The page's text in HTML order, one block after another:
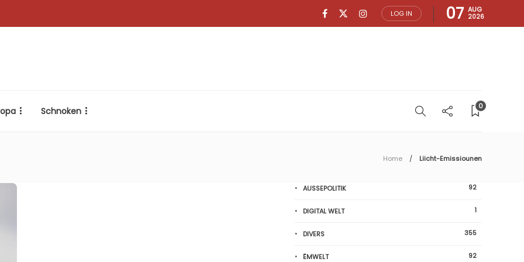
LOG IN 07 AUG
2026
Schnoken 0
Home Liicht-Emissiounen
AUSSEPOLITIK 92
DIGITAL WELT 1
DIVERS 355
ËMWELT 92